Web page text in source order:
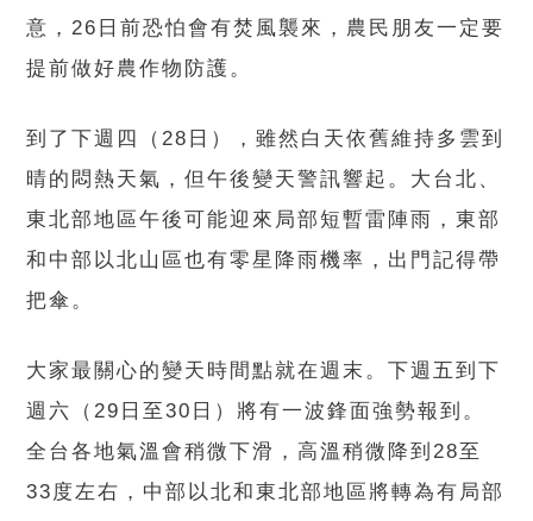
意，26日前恐怕會有焚風襲來，農民朋友一定要
提前做好農作物防護。
到了下週四（28日），雖然白天依舊維持多雲到
晴的悶熱天氣，但午後變天警訊響起。大台北、
東北部地區午後可能迎來局部短暫雷陣雨，東部
和中部以北山區也有零星降雨機率，出門記得帶
把傘。
大家最關心的變天時間點就在週末。下週五到下
週六（29日至30日）將有一波鋒面強勢報到。
全台各地氣溫會稍微下滑，高溫稍微降到28至
33度左右，中部以北和東北部地區將轉為有局部